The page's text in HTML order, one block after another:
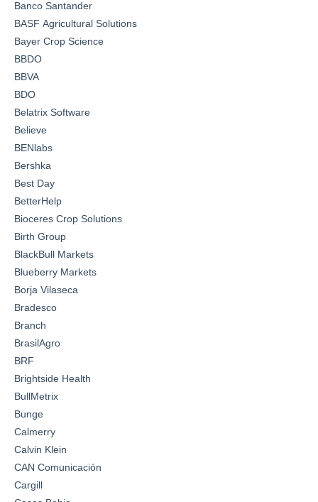
Banco Santander
BASF Agricultural Solutions
Bayer Crop Science
BBDO
BBVA
BDO
Belatrix Software
Believe
BENlabs
Bershka
Best Day
BetterHelp
Bioceres Crop Solutions
Birth Group
BlackBull Markets
Blueberry Markets
Borja Vilaseca
Bradesco
Branch
BrasilAgro
BRF
Brightside Health
BullMetrix
Bunge
Calmerry
Calvin Klein
CAN Comunicación
Cargill